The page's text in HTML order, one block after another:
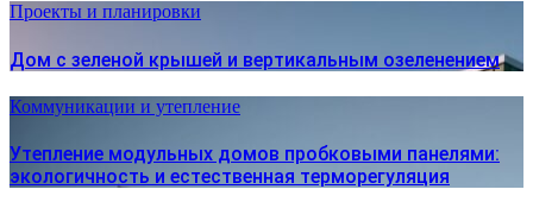
Проекты и планировки
Дом с зеленой крышей и вертикальным озеленением
Коммуникации и утепление
Утепление модульных домов пробковыми панелями:
экологичность и естественная терморегуляция